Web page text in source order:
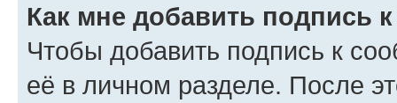
Как мне добавить подпись
Чтобы добавить подпись к
её в личном разделе. После